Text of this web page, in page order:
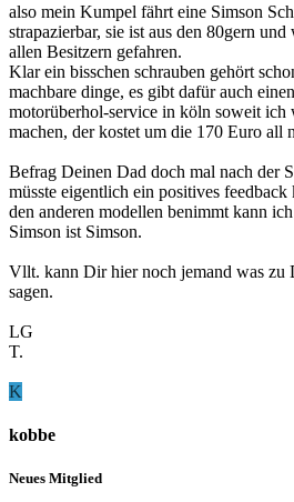
also mein Kumpel fährt eine Simson
strapazierbar, sie ist aus den 80gern
allen Besitzern gefahren.
Klar ein bisschen schrauben gehört
machbare dinge, es gibt dafür auch
motorüberhol-service in köln soweit ich
machen, der kostet um die 170 Euro all
Befrag Deinen Dad doch mal nach der
müsste eigentlich ein positives
den anderen modellen benimmt kann
Simson ist Simson.
Vllt. kann Dir hier noch jemand was zu
sagen.
LG
T.
K
kobbe
Neues Mitglied